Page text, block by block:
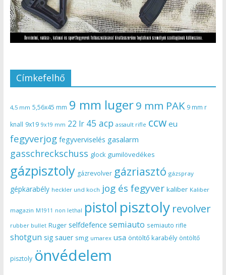
Címkefelhő
4,5 mm 5,56x45 mm 9 mm luger9 mm PAK 9 mm r
knall 9x19 9x19 mm 22 lr 45 acp assault rifle ccw eu
fegyverjog fegyverviselés gasalarm
gasschreckschuss glock gumilövedékes
gázpisztoly gázrevolver gázriasztó gázspray
gépkarabély heckler und koch jog és fegyver kaliber Kaliber
magazin M1911 non lethal pistol pisztoly revolver
rubber bullet Ruger selfdefence semiauto semiauto rifle
shotgun sig sauer smg umarex usa öntöltő karabély öntöltő
pisztoly önvédelem